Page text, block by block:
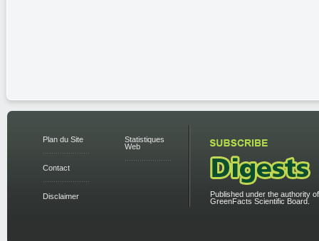
Plan du Site
Contact
Disclaimer
Statistiques
Web
Published under the authority
GreenFacts Scientific Board.